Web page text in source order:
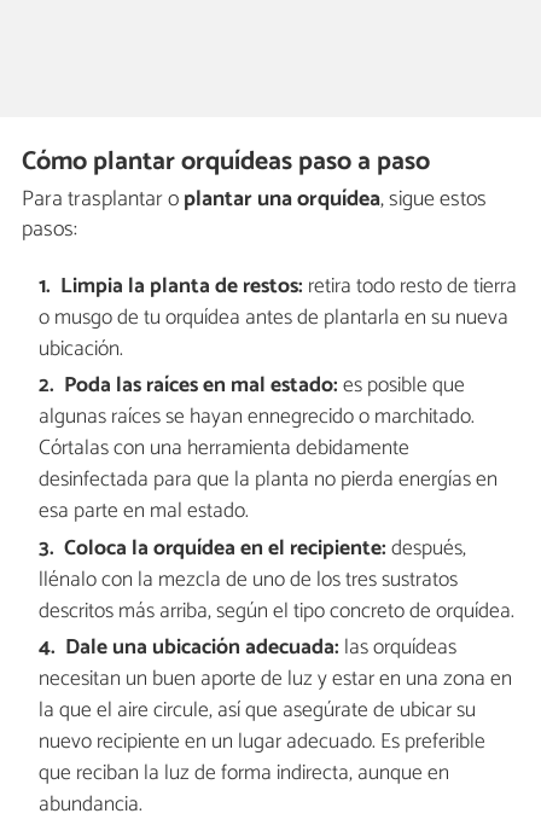
Cómo plantar orquídeas paso a paso
Para trasplantar oplantar una orquídea, sigue estos
pasos:
Limpia la planta de restos: retira todo resto de tierra
o musgo de tu orquídea antes de plantarla en su nueva
ubicación.
Poda las raíces en mal estado:es posible que
algunas raíces se hayan ennegrecido o marchitado.
Córtalas con una herramienta debidamente
desinfectada para que la planta no pierda energías en
esa parte en mal estado.
Coloca la orquídea en el recipiente:después,
llénalo con la mezcla de uno de los tres sustratos
descritos más arriba, según el tipo concreto de orquídea.
Dale una ubicación adecuada: las orquídeas
necesitan un buen aporte de luz y estar en una zona en
la que el aire circule, así que asegúrate de ubicar su
nuevo recipiente en un lugar adecuado. Es preferible
que reciban la luz de forma indirecta, aunque en
abundancia.